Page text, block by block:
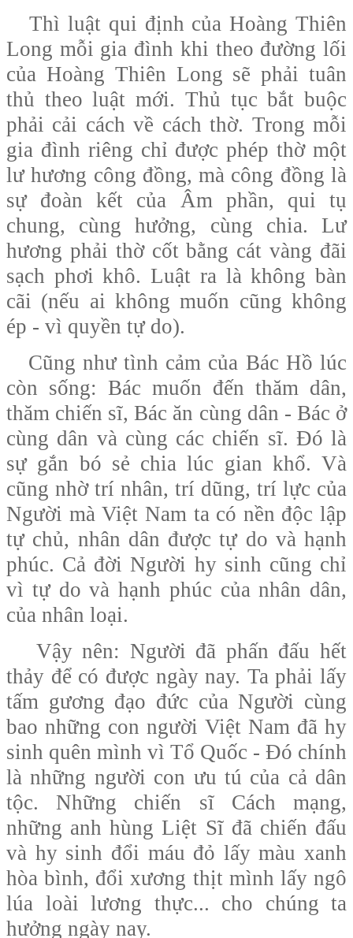
Thì luật qui định của Hoàng Thiên
Long mỗi gia đình khi theo đường lối
của Hoàng Thiên Long sẽ phải tuân
thủ theo luật mới. Thủ tục bắt buộc
phải cải cách về cách thờ. Trong mỗi
gia đình riêng chỉ được phép thờ một
lư hương công đồng, mà công đồng là
sự đoàn kết của Âm phần, qui tụ
chung, cùng hưởng, cùng chia. Lư
hương phải thờ cốt bằng cát vàng đãi
sạch phơi khô. Luật ra là không bàn
cãi (nếu ai không muốn cũng không
ép - vì quyền tự do).
Cũng như tình cảm của Bác Hồ lúc
còn sống: Bác muốn đến thăm dân,
thăm chiến sĩ, Bác ăn cùng dân - Bác ở
cùng dân và cùng các chiến sĩ. Đó là
sự gắn bó sẻ chia lúc gian khổ. Và
cũng nhờ trí nhân, trí dũng, trí lực của
Người mà Việt Nam ta có nền độc lập
tự chủ, nhân dân được tự do và hạnh
phúc. Cả đời Người hy sinh cũng chỉ
vì tự do và hạnh phúc của nhân dân,
của nhân loại.
Vậy nên: Người đã phấn đấu hết
thảy để có được ngày nay. Ta phải lấy
tấm gương đạo đức của Người cùng
bao những con người Việt Nam đã hy
sinh quên mình vì Tổ Quốc - Đó chính
là những người con ưu tú của cả dân
tộc. Những chiến sĩ Cách mạng,
những anh hùng Liệt Sĩ đã chiến đấu
và hy sinh đổi máu đỏ lấy màu xanh
hòa bình, đổi xương thịt mình lấy ngô
lúa loài lương thực... cho chúng ta
hưởng ngày nay.